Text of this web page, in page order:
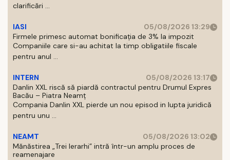
clarificări ...
IASI
05/08/2026 13:29
Firmele primesc automat bonificația de 3% la impozit
Companiile care si-au achitat la timp obligatiile fiscale
pentru anul ...
INTERN
05/08/2026 13:17
Danlin XXL riscă să piardă contractul pentru Drumul Expres
Bacău – Piatra Neamț
Compania Danlin XXL pierde un nou episod in lupta juridică
pentru unu ...
NEAMT
05/08/2026 13:02
Mănăstirea „Trei Ierarhi” intră într-un amplu proces de
reamenajare